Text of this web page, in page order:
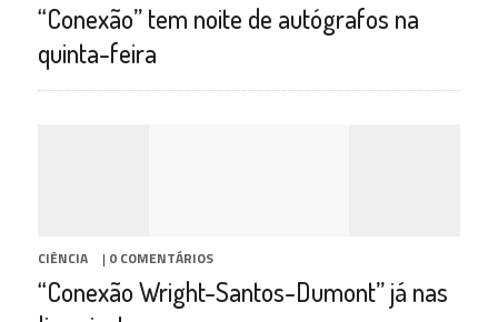
“Conexão” tem noite de autógrafos na
quinta-feira
CIÊNCIA | 0 COMENTÁRIOS
“Conexão Wright-Santos-Dumont” já nas